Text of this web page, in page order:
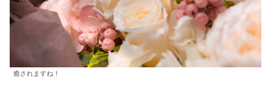
癒されますね！